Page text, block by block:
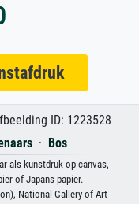
ID: 1223528
· Bos
als kunstdruk op canvas,
of Japans papier.
National Gallery of Art